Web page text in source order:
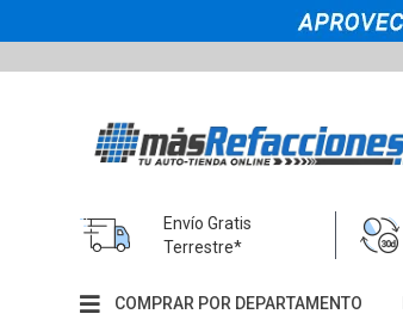
Envío Gratis
Terrestre*
COMPRAR POR DEPARTAMENTO